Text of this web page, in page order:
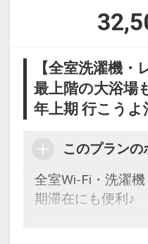
収、アメニティ
補充のみとなりま
設定期間：2026
31日
インターネットコ
ズなど多様なサ
●屋外プール・フ
－Ｆｉが代金不要
ール：営業期間４
●朝食券を２，０
てご利用いただけ
ニュー限定）
【全室洗濯機・
最上階の大浴場
年上期 行こうよ
このプランの
全室Wi-Fi・洗濯
期滞在にも便利♪